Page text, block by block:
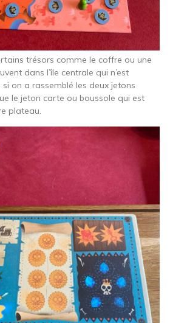
trésors comme le coffre ou une
dans l’île centrale qui n’est
si on a rassemblé les deux jetons
le jeton carte ou boussole qui est
plateau.